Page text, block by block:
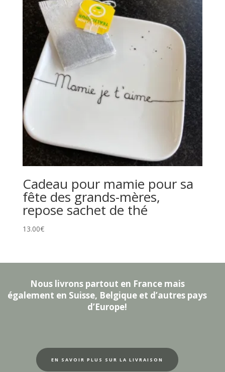
Cadeau pour mamie pour sa
fête des grands-mères,
repose sachet de thé
13.00€
Nous livrons partout en France mais
également en Suisse, Belgique et d’autres pays
d’Europe!
EN SAVOIR PLUS SUR LA LIVRAISON